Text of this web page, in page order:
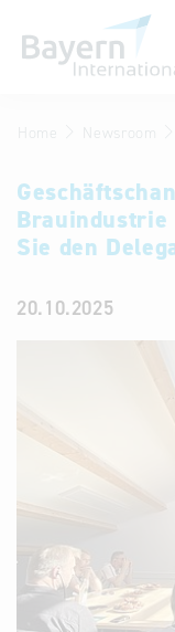
Wir über uns
Invest in
Partner &
Publikationen
Home Newsroom
Brauindustrie
Sie den
20.10.2025